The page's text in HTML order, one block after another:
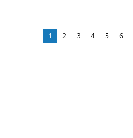
1 2 3 4 5 6